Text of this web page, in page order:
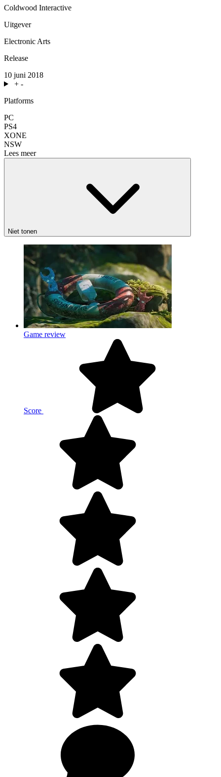
Coldwood Interactive
Uitgever
Electronic Arts
Release
10 juni 2018
+ -
Platforms
PC
PS4
XONE
NSW
Lees meer
Niet tonen
Game review
Score